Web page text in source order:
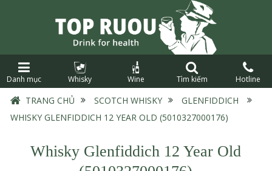
Danh mục Whisky Wine Tìm kiếm Hotline
TRANG CHỦ › SCOTCH WHISKY › GLENFIDDICH
›
WHISKY GLENFIDDICH 12 YEAR OLD (5010327000176)
Whisky Glenfiddich 12 Year Old